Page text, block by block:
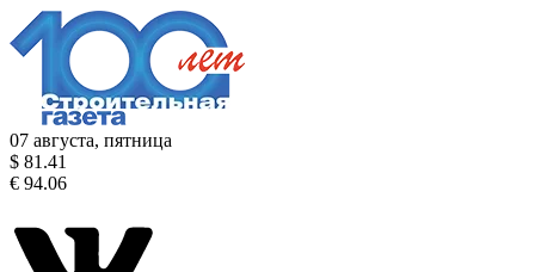
07 августа, пятница
$ 81.41
€ 94.06